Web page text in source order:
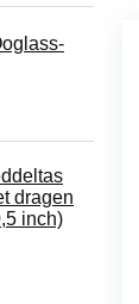
dragen
inch)